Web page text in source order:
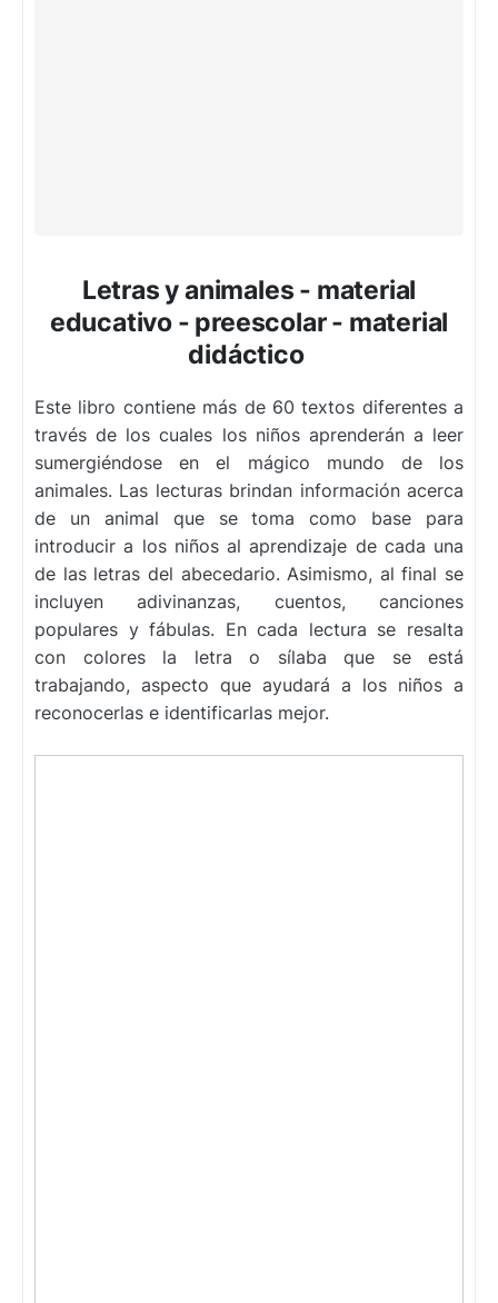
Letras y animales - material
educativo - preescolar - material
didáctico
Este libro contiene más de 60 textos diferentes a
través de los cuales los niños aprenderán a leer
sumergiéndose en el mágico mundo de los
animales. Las lecturas brindan información acerca
de un animal que se toma como base para
introducir a los niños al aprendizaje de cada una
de las letras del abecedario. Asimismo, al final se
incluyen adivinanzas, cuentos, canciones
populares y fábulas. En cada lectura se resalta
con colores la letra o sílaba que se está
trabajando, aspecto que ayudará a los niños a
reconocerlas e identificarlas mejor.